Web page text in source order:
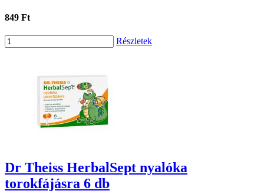
849 Ft
Részletek
Dr Theiss HerbalSept nyalóka
torokfájásra 6 db